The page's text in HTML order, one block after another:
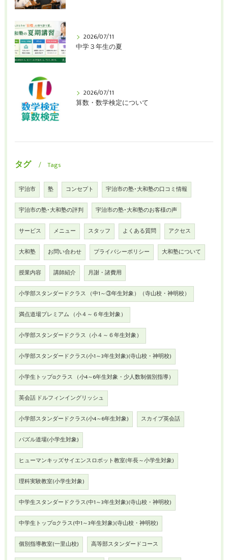
2026/07/11
中学３年生の夏
2026/07/11
算数・数学検定について
タグ Tags
宇治市 塾 コンセプト 宇治市の塾･大和塾の口コミ情報
宇治市の塾･大和塾の評判 宇治市の塾･大和塾のお客様の声
サービス メニュー スタッフ よくある質問 アクセス
大和塾 お問い合わせ プライバシーポリシー 大和塾について
授業内容 講師紹介 月謝・諸費用
小学部スタンダードクラス （中1～③年生対象）（寺山校・神明校）
満点道場プレミアム （小４～６年生対象）
小学部スタンダードクラス（小４～６年生対象）
小学部スタンダードクラス(小1～3年生対象)(寺山校・神明校)
小学生トップαクラス （小4～6年生対象・少人数制個別指導）
英会話 ドルフィンイングリッシュ
小学部スタンダードクラス(小4～6年生対象) スカイプ英会話
パズル道場(小学生対象)
ヒューマンキッズサイエンスロボット教室(年長～小学生対象)
理科実験教室(小学生対象)
中学生スタンダードクラス(中1～3年生対象)(寺山校・神明校)
中学生トップαクラス(中1～3年生対象)(寺山校・神明校)
個別指導教室(一里山校) 高等部スタンダードコース